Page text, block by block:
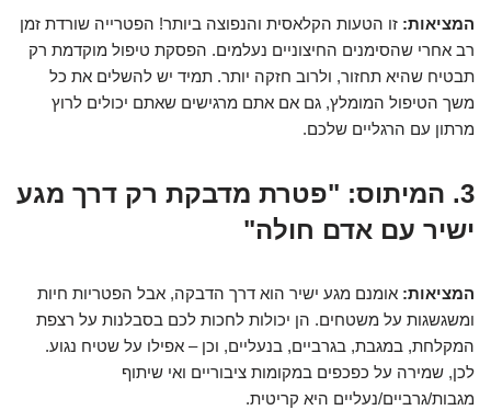
המציאות: זו הטעות הקלאסית והנפוצה ביותר! הפטרייה שורדת זמן
רב אחרי שהסימנים החיצוניים נעלמים. הפסקת טיפול מוקדמת רק
תבטיח שהיא תחזור, ולרוב חזקה יותר. תמיד יש להשלים את כל
משך הטיפול המומלץ, גם אם אתם מרגישים שאתם יכולים לרוץ
מרתון עם הרגליים שלכם.
3. המיתוס: "פטרת מדבקת רק דרך מגע
ישיר עם אדם חולה"
המציאות: אומנם מגע ישיר הוא דרך הדבקה, אבל הפטריות חיות
ומשגשגות על משטחים. הן יכולות לחכות לכם בסבלנות על רצפת
המקלחת, במגבת, בגרביים, בנעליים, וכן – אפילו על שטיח נגוע.
לכן, שמירה על כפכפים במקומות ציבוריים ואי שיתוף
מגבות/גרביים/נעליים היא קריטית.